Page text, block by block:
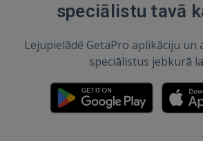
speciālistu tavā
Lejupielādē GetaPro aplikāciju un
speciālistus jebkurā